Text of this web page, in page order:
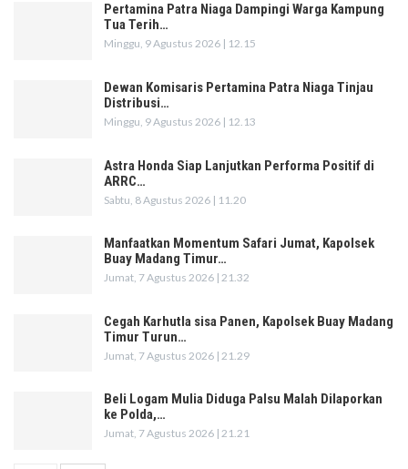
Pertamina Patra Niaga Dampingi Warga Kampung
Tua Terih…
Minggu, 9 Agustus 2026 | 12.15
Dewan Komisaris Pertamina Patra Niaga Tinjau
Distribusi…
Minggu, 9 Agustus 2026 | 12.13
Astra Honda Siap Lanjutkan Performa Positif di
ARRC…
Sabtu, 8 Agustus 2026 | 11.20
Manfaatkan Momentum Safari Jumat, Kapolsek
Buay Madang Timur…
Jumat, 7 Agustus 2026 | 21.32
Cegah Karhutla sisa Panen, Kapolsek Buay Madang
Timur Turun…
Jumat, 7 Agustus 2026 | 21.29
Beli Logam Mulia Diduga Palsu Malah Dilaporkan
ke Polda,…
Jumat, 7 Agustus 2026 | 21.21